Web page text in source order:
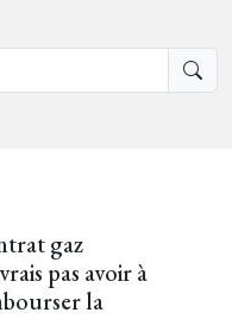
gaz
pas avoir à
la